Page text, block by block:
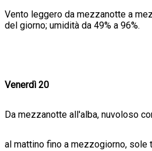
Vento leggero da mezzanotte a
del giorno; umidità da 49% a 96%.
Venerdì 20
Da mezzanotte all'alba, nuvoloso
al mattino fino a mezzogiorno, sole